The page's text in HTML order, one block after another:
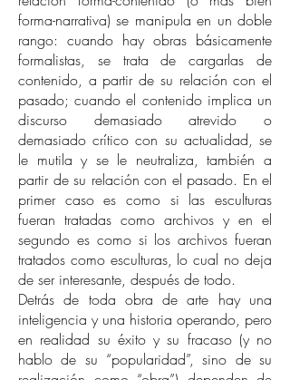
forma-narrativa) se manipula en un doble
rango: cuando hay obras básicamente
formalistas, se trata de cargarlas de
contenido, a partir de su relación con el
pasado; cuando el contenido implica un
discurso demasiado atrevido o
demasiado crítico con su actualidad, se
le mutila y se le neutraliza, también a
partir de su relación con el pasado. En el
primer caso es como si las esculturas
fueran tratadas como archivos y en el
segundo es como si los archivos fueran
tratados como esculturas, lo cual no deja
de ser interesante, después de todo.
Detrás de toda obra de arte hay una
inteligencia y una historia operando, pero
en realidad su éxito y su fracaso (y no
hablo de su “popularidad”, sino de su